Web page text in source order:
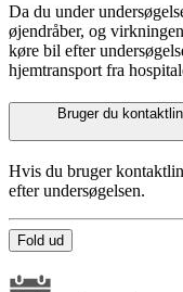
Da du under
øjendråber, og
køre bil efter
hjemtransport fra
Bruger du
Hvis du bruger
efter undersøgelsen.
Fold ud